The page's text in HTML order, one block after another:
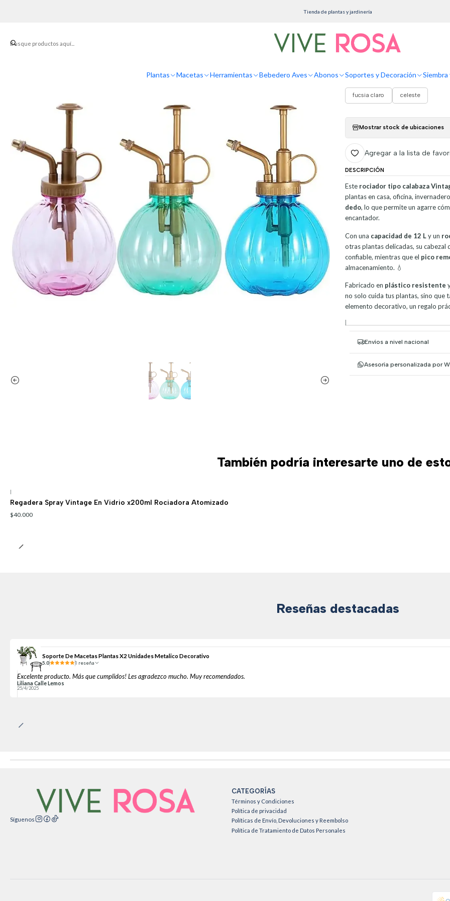
Plantas Macetas Herramientas Bebedero Aves Abonos Soportes y Decoración
Tienda de plantas y jardinería
Regadera Spray Vintage Plastica X350ml Bomba
Regadera Spray
fucsia claro celeste
Mostrar stock de ubicaciones
Agregar a la lista de
DESCRIPCIÓN
Este rociador tipo calabaza
plantas en casa, oficina,
dedo, lo que permite un agarre
encantador.
Con una capacidad de 12 Ly un
otras plantas delicadas, su
confiable, mientras que el pico
almacenamiento. 💧
Fabricado en plástico resistente
no solo cuida tus plantas, sino que
elemento decorativo, un regalo
|
Envíos a nivel nacional
Asesoría personalizada por
También podría interesarte uno de
|
Regadera Spray Vintage En Vidrio x200ml Rociadora Atomizado
$40.000
Reseñas destacadas
Soporte De Macetas Plantas X2 Unidades Metalico Decorativo
5.0 1 reseña
Excelente producto. Más que cumplidos! Les agradezco mucho. Muy recomendados.
Liliana Calle Lemos
25/4/2025
Síguenos
CATEGORÍAS
Términos y Condiciones
Política de privacidad
Políticas de Envío, Devoluciones y Reembolso
Política de Tratamiento de Datos Personales